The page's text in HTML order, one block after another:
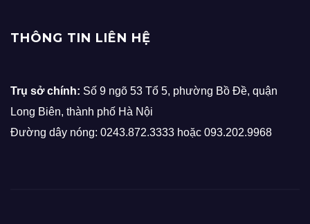
THÔNG TIN LIÊN HỆ
Trụ sở chính: Số 9 ngõ 53 Tổ 5, phường Bồ Đề, quận
Long Biên, thành phố Hà Nội
Đường dây nóng: 0243.872.3333 hoặc 093.202.9968